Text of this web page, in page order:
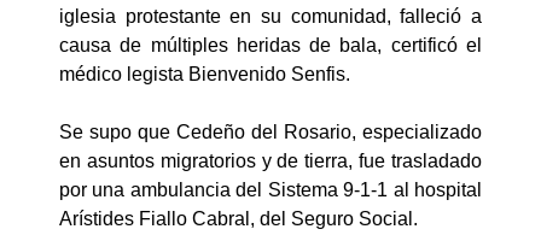
iglesia protestante en su comunidad, falleció a
causa de múltiples heridas de bala, certificó el
médico legista Bienvenido Senfis.
Se supo que Cedeño del Rosario, especializado
en asuntos migratorios y de tierra, fue trasladado
por una ambulancia del Sistema 9-1-1 al hospital
Arístides Fiallo Cabral, del Seguro Social.